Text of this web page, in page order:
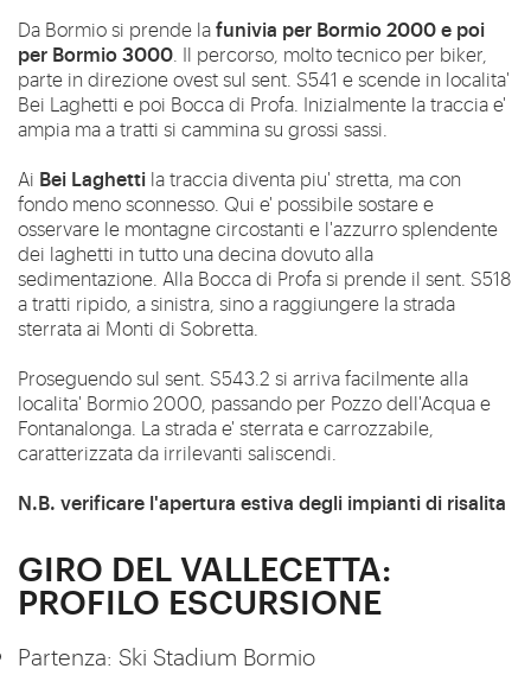
Da Bormio si prende lafunivia per Bormio 2000 e poi
per Bormio 3000 . Il percorso, molto tecnico per biker,
parte in direzione ovest sul sent. S541 e scende in localita'
Bei Laghetti e poi Bocca di Profa. Inizialmente la traccia e'
ampia ma a tratti si cammina su grossi sassi.
Ai Bei Laghetti la traccia diventa piu' stretta, ma con
fondo meno sconnesso. Qui e' possibile sostare e
osservare le montagne circostanti e l'azzurro splendente
dei laghetti in tutto una decina dovuto alla
sedimentazione. Alla Bocca di Profa si prende il sent. S518
a tratti ripido, a sinistra, sino a raggiungere la strada
sterrata ai Monti di Sobretta.
Proseguendo sul sent. S543.2 si arriva facilmente alla
localita' Bormio 2000, passando per Pozzo dell'Acqua e
Fontanalonga. La strada e' sterrata e carrozzabile,
caratterizzata da irrilevanti saliscendi.
N.B. verificare l'apertura estiva degli impianti di risalita
GIRO DEL VALLECETTA:
PROFILO ESCURSIONE
Partenza: Ski Stadium Bormio